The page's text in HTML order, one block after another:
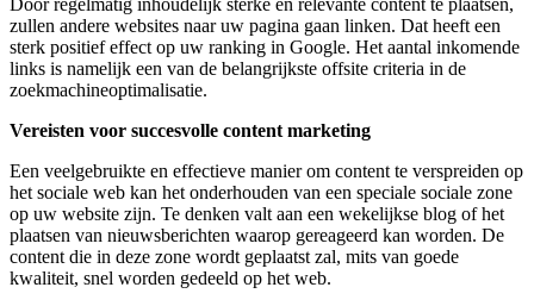
zullen andere websites naar uw pagina gaan linken. Dat heeft een
sterk positief effect op uw ranking in Google. Het aantal inkomende
links is namelijk een van de belangrijkste offsite criteria in de
zoekmachineoptimalisatie.
Vereisten voor succesvolle content marketing
Een veelgebruikte en effectieve manier om content te verspreiden op
het sociale web kan het onderhouden van een speciale sociale zone
op uw website zijn. Te denken valt aan een wekelijkse blog of het
plaatsen van nieuwsberichten waarop gereageerd kan worden. De
content die in deze zone wordt geplaatst zal, mits van goede
kwaliteit, snel worden gedeeld op het web.